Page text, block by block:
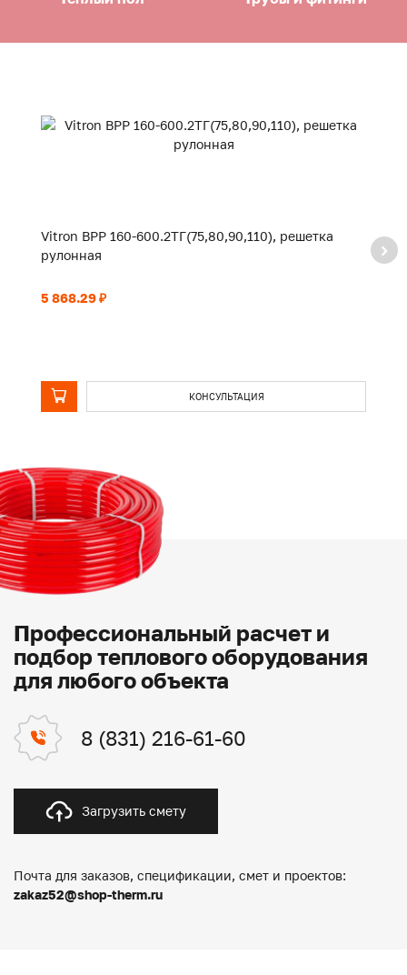
Vitron ВРР 160-600.2ТГ(75,80,90,110), решетка
рулонная
5 868.29 ₽
КОНСУЛЬТАЦИЯ
Профессиональный расчет и
подбор теплового оборудования
для любого объекта
8 (831) 216-61-60
Загрузить смету
Почта для заказов, спецификации, смет и проектов:
zakaz52@shop-therm.ru